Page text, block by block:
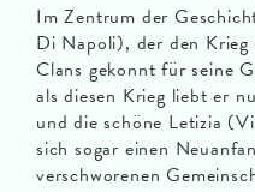
Im Zentrum der
Di Napoli), der den Krieg
Clans gekonnt für seine
als diesen Krieg liebt er
und die schöne Letizia
sich sogar einen
verschworenen